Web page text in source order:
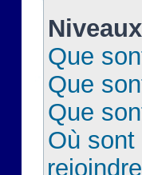
Que
Que
Que
Où sont